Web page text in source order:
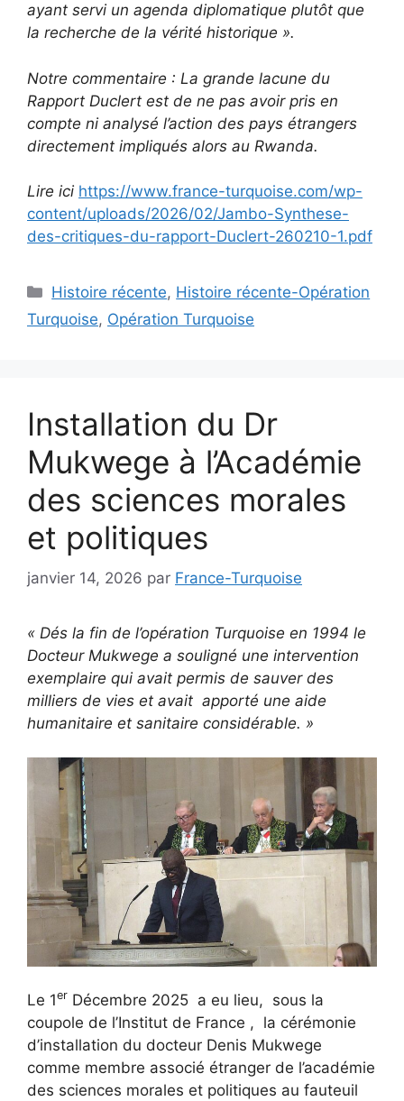
ayant servi un agenda diplomatique plutôt que
la recherche de la vérité historique ».
Notre commentaire : La grande lacune du
Rapport Duclert est de ne pas avoir pris en
compte ni analysé l’action des pays étrangers
directement impliqués alors au Rwanda.
Lire ici https://www.france-turquoise.com/wp-
content/uploads/2026/02/Jambo-Synthese-
des-critiques-du-rapport-Duclert-260210-1.pdf
Catégories
Histoire récente, Histoire récente-Opération
Turquoise, Opération Turquoise
Installation du Dr
Mukwege à l’Académie
des sciences morales
et politiques
janvier 14, 2026 par France-Turquoise
« Dés la fin de l’opération Turquoise en 1994 le
Docteur Mukwege a souligné une intervention
exemplaire qui avait permis de sauver des
milliers de vies et avait apporté une aide
humanitaire et sanitaire considérable. »
Le 1er Décembre 2025 a eu lieu, sous la
coupole de l’Institut de France , la cérémonie
d’installation du docteur Denis Mukwege
comme membre associé étranger de l’académie
des sciences morales et politiques au fauteuil